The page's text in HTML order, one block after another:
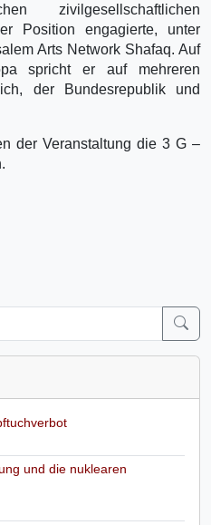
zivilgesellschaftlichen
Position engagierte, unter
Arts Network Shafaq. Auf
spricht er auf mehreren
der Bundesrepublik und
der Veranstaltung die 3 G –
und die nuklearen